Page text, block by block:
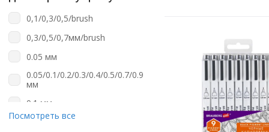
темно-зеленый
темно-серый
темно-синий
фиалковый
фиолетовый
фуксия
чёрный
прозрачный
розовый
серебристый
серый
синий
0,1/0,3/0,5/brush
0,3/0,5/0,7мм/brush
0.05 мм
0.05/0.1/0.2/0.3/0.4/0.5/0.7/0.9
мм
0.1 мм
0.1/0.3/0.5/0.7 мм
Посмотреть все